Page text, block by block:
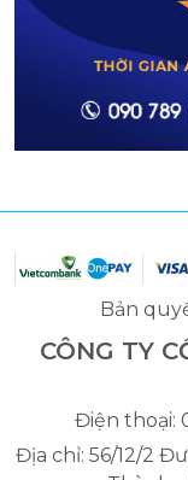
Bản
CÔNG TY
Điện thoại:
Địa chỉ: 56/12/2